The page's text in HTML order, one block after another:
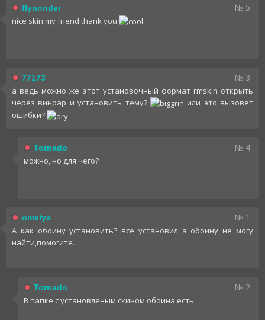
flynnrider № 5
nice skin my friend thank you
77173 № 3
а ведь можно же этот установочный формат rmskin открыть
через винрар и установить тему?
или это вызовет
ошибки?
Tornado № 4
можно, но для чего?
omelya № 1
А как обоину установить? все установил а обоину не могу
найти,помогите.
Tornado № 2
В папке с установленым скином обоина есть